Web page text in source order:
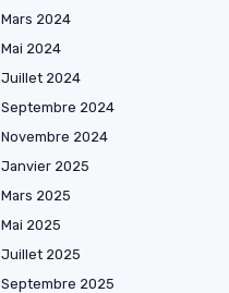
Mars 2024
Mai 2024
Juillet 2024
Septembre 2024
Novembre 2024
Janvier 2025
Mars 2025
Mai 2025
Juillet 2025
Septembre 2025